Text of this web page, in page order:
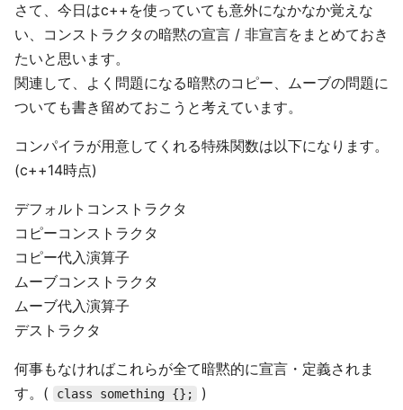
さて、今日はc++を使っていても意外になかなか覚えな
い、コンストラクタの暗黙の宣言 / 非宣言をまとめておき
たいと思います。
関連して、よく問題になる暗黙のコピー、ムーブの問題に
ついても書き留めておこうと考えています。
コンパイラが用意してくれる特殊関数は以下になります。
(c++14時点)
デフォルトコンストラクタ
コピーコンストラクタ
コピー代入演算子
ムーブコンストラクタ
ムーブ代入演算子
デストラクタ
何事もなければこれらが全て暗黙的に宣言・定義されま
す。(
class something {};
)